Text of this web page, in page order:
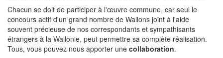
Chacun se doit de participer à l'œuvre commune, car seul le
concours actif d'un grand nombre de Wallons joint à l'aide
souvent précieuse de nos correspondants et sympathisants
étrangers à la Wallonie, peut permettre sa complète réalisation.
Tous, vous pouvez nous apporter une collaboration.